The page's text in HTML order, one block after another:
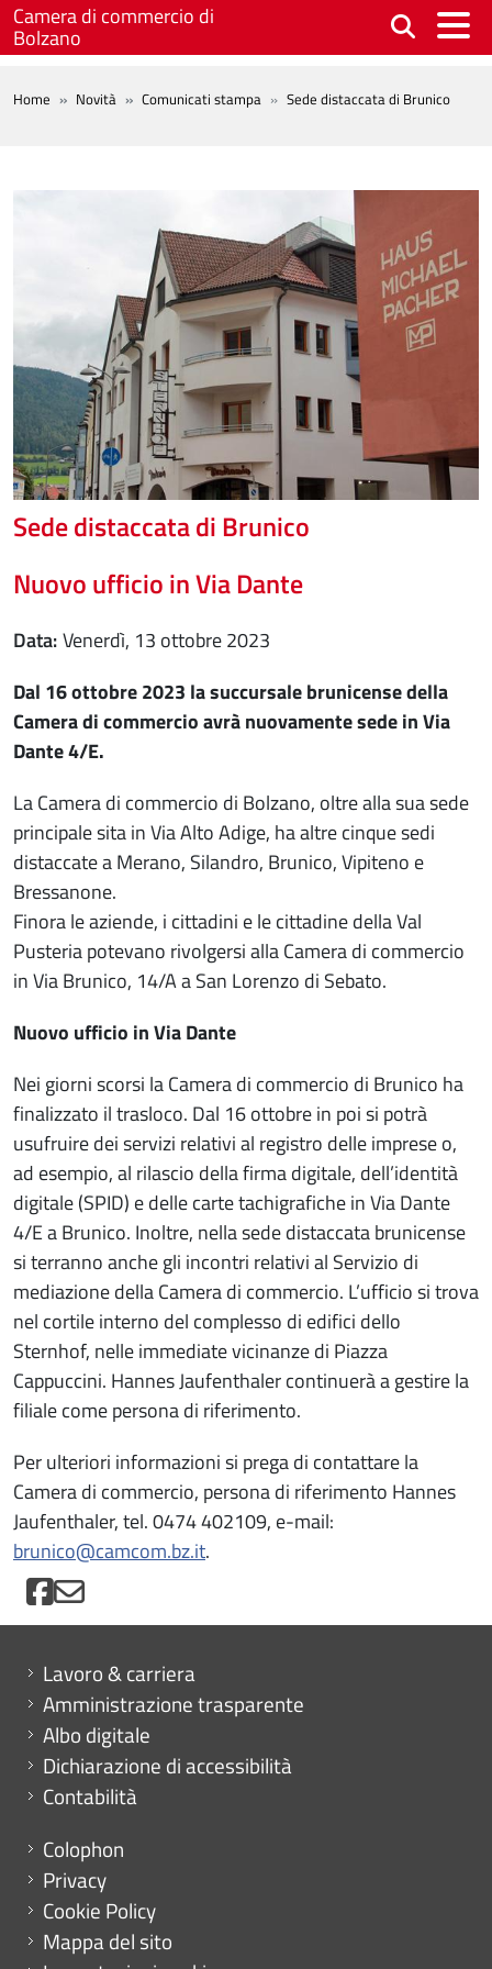
Salta al contenuto principale
Camera di commercio di
Bolzano
BREADCRUMB
Home Novità Comunicati stampa Sede distaccata di Brunico
Sede distaccata di Brunico
Nuovo ufficio in Via Dante
Data
venerdì, 13 ottobre 2023
Dal 16 ottobre 2023 la succursale brunicense della
Camera di commercio avrà nuovamente sede in Via
Dante 4/E.
La Camera di commercio di Bolzano, oltre alla sua sede
principale sita in Via Alto Adige, ha altre cinque sedi
distaccate a Merano, Silandro, Brunico, Vipiteno e
Bressanone.
Finora le aziende, i cittadini e le cittadine della Val
Pusteria potevano rivolgersi alla Camera di commercio
in Via Brunico, 14/A a San Lorenzo di Sebato.
Nuovo ufficio in Via Dante
Nei giorni scorsi la Camera di commercio di Brunico ha
finalizzato il trasloco. Dal 16 ottobre in poi si potrà
usufruire dei servizi relativi al registro delle imprese o,
ad esempio, al rilascio della firma digitale, dell’identità
digitale (SPID) e delle carte tachigrafiche in Via Dante
4/E a Brunico. Inoltre, nella sede distaccata brunicense
si terranno anche gli incontri relativi al Servizio di
mediazione della Camera di commercio. L’ufficio si trova
nel cortile interno del complesso di edifici dello
Sternhof, nelle immediate vicinanze di Piazza
Cappuccini. Hannes Jaufenthaler continuerà a gestire la
filiale come persona di riferimento.
Per ulteriori informazioni si prega di contattare la
Camera di commercio, persona di riferimento Hannes
Jaufenthaler, tel. 0474 402109, e-mail:
brunico@camcom.bz.it.
Mini menu di servizio
Lavoro & carriera
Amministrazione trasparente
Albo digitale
Dichiarazione di accessibilità
Contabilità
Menu footer
Colophon
Privacy
Cookie Policy
Mappa del sito